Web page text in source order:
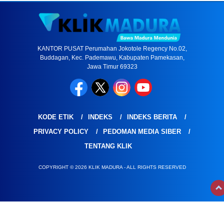
KANTOR PUSAT Perumahan Jokotole Regency No.02,
Buddagan, Kec. Pademawu, Kabupaten Pamekasan,
Jawa Timur 69323
KODE ETIK INDEKS
INDEKS BERITA
PRIVACY POLICY
PEDOMAN MEDIA SIBER
TENTANG KLIK
COPYRIGHT © 2026 KLIK MADURA - ALL RIGHTS RESERVED